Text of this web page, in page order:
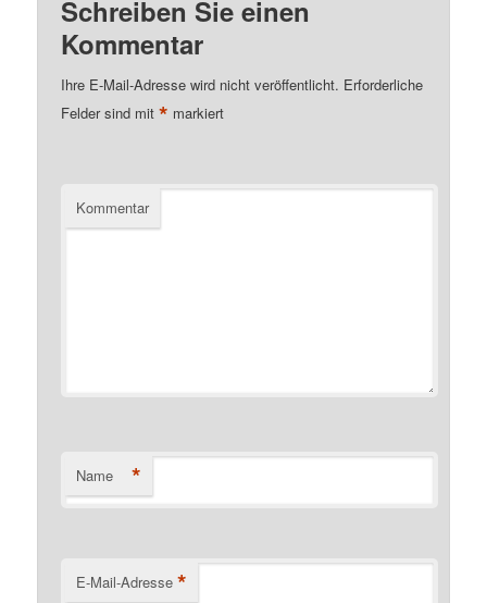
Schreiben Sie einen
Kommentar
Ihre E-Mail-Adresse wird nicht veröffentlicht. Erforderliche
Felder sind mit* markiert
Kommentar
Name *
E-Mail-Adresse *